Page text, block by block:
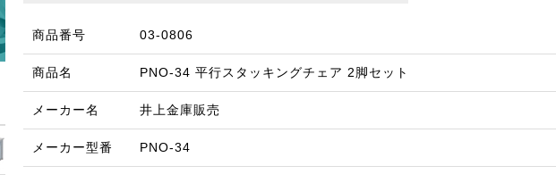
商品番号 03-0806
商品名 PNO-34 平行スタッキングチェア 2脚セット
メーカー名 井上金庫販売
メーカー型番 PNO-34